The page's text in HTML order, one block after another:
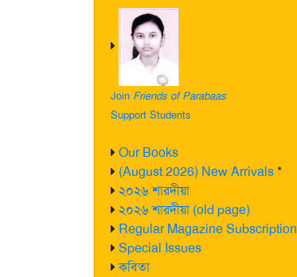
Join Friends of Parabaas
Support Students
Our Books
(August 2026) New Arrivals*
২০২৬ শারদীয়া
২০২৬ শারদীয়া (old page)
Regular Magazine Subscription
Special Issues
কবিতা